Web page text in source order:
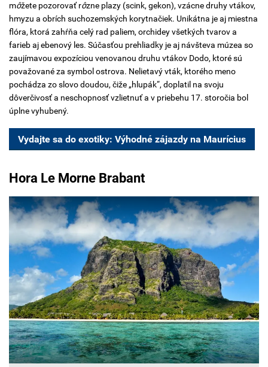
môžete pozorovať rôzne plazy (scink, gekon), vzácne druhy vtákov,
hmyzu a obrích suchozemských korytnačiek. Unikátna je aj miestna
flóra, ktorá zahŕňa celý rad paliem, orchidey všetkých tvarov a
farieb aj ebenový les. Súčasťou prehliadky je aj návšteva múzea so
zaujímavou expozíciou venovanou druhu vtákov Dodo, ktoré sú
považované za symbol ostrova. Nelietavý vták, ktorého meno
pochádza zo slovo doudou, čiže „hlupák“, doplatil na svoju
dôverčivosť a neschopnosť vzlietnuť a v priebehu 17. storočia bol
úplne vyhubený.
Vydajte sa do exotiky: Výhodné zájazdy na Maurícius
Hora Le Morne Brabant